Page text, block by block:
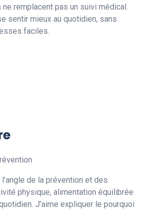
remplacent pas un suivi médical.
sentir mieux au quotidien, sans
faciles.
de la prévention et des
physique, alimentation équilibrée
J’aime expliquer le pourquoi